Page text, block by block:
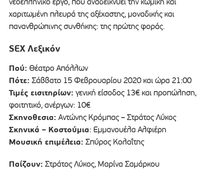
χαριτωμένη πλευρά της αξέχαστης, μοναδικής και
πανανθρώπινης συνθήκης: της πρώτης φοράς.
SEX Λεξικόν
Πού: Θέατρο Απόλλων
Πότε: Σάββατο 15 Φεβρουαρίου 2020 και ώρα 21:00
Τιμές εισιτηρίων: γενική είσοδος 13€ και προπώληση,
φοιτητικό, ανέργων: 10€
Σκηνοθεσια: Αντώνης Κρόμπας – Στράτος Λύκος
Σκηνικά – Κοστούμια: Εμμανουέλα Αλφιέρη
Μουσική επιμέλεια: Σπύρος Κολαΐτης
Παίζουν: Στράτος Λύκος, Μαρίνα Σαμάρκου